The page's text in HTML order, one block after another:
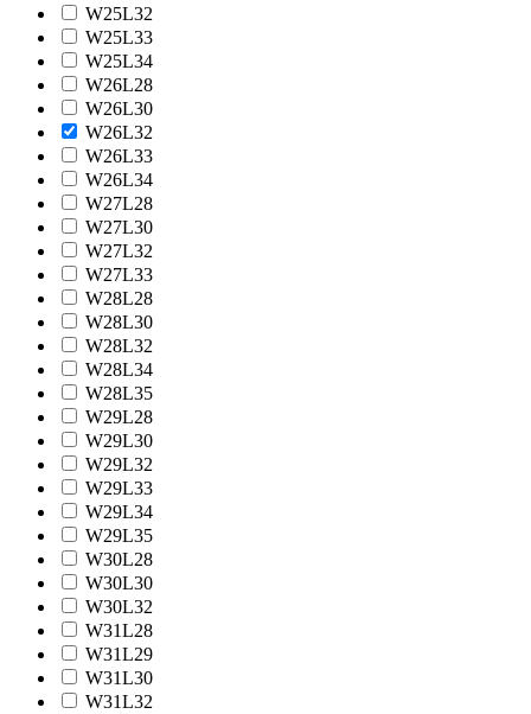
W25L32
W25L33
W25L34
W26L28
W26L30
W26L32
W26L33
W26L34
W27L28
W27L30
W27L32
W27L33
W28L28
W28L30
W28L32
W28L34
W28L35
W29L28
W29L30
W29L32
W29L33
W29L34
W29L35
W30L28
W30L30
W30L32
W31L28
W31L29
W31L30
W31L32